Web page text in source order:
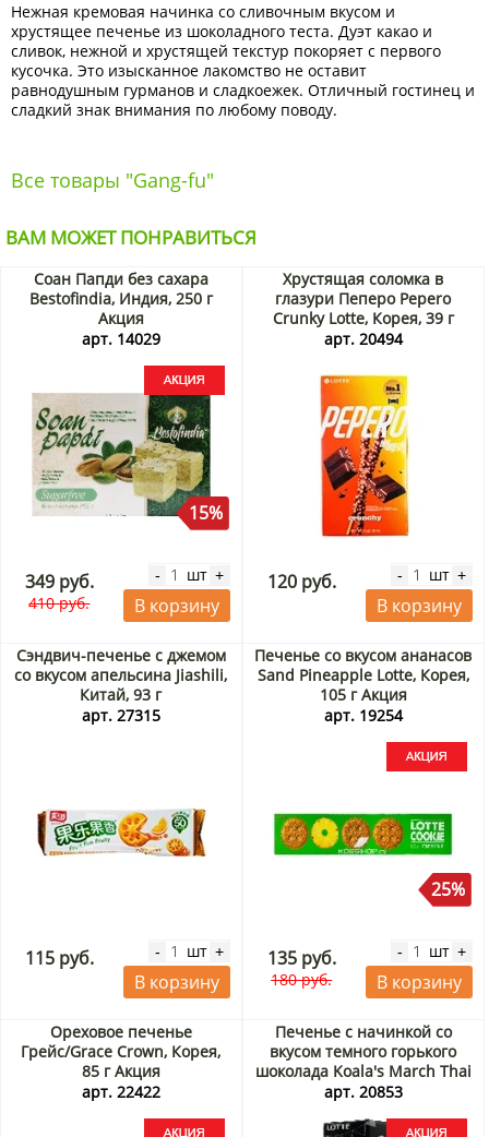
Нежная кремовая начинка со сливочным вкусом и
хрустящее печенье из шоколадного теста. Дуэт какао и
сливок, нежной и хрустящей текстур покоряет с первого
кусочка. Это изысканное лакомство не оставит
равнодушным гурманов и сладкоежек. Отличный гостинец и
сладкий знак внимания по любому поводу.
Все товары "Gang-fu"
ВАМ МОЖЕТ ПОНРАВИТЬСЯ
Соан Папди без сахара
Bestofindia, Индия, 250 г
Акция
арт. 14029
15%
349 руб.
410 руб.
- шт +
В корзину
Хрустящая соломка в
глазури Пеперо Pepero
Crunky Lotte, Корея, 39 г
арт. 20494
120 руб. - шт +
В корзину
Сэндвич-печенье с джемом
со вкусом апельсина Jiashili,
Китай, 93 г
арт. 27315
115 руб. - шт +
В корзину
Печенье со вкусом ананасов
Sand Pineapple Lotte, Корея,
105 г Акция
арт. 19254
25%
135 руб.
180 руб.
- шт +
В корзину
Ореховое печенье
Грейс/Grace Crown, Корея,
85 г Акция
арт. 22422
Печенье с начинкой со
вкусом темного горького
шоколада Koala's March Thai
Lotte, Таиланд, 37 г Акция
арт. 20853